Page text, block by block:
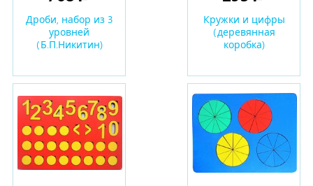
Дроби, набор из 3
уровней
(Б.П.Никитин)
Кружки и цифры
(деревянная
коробка)